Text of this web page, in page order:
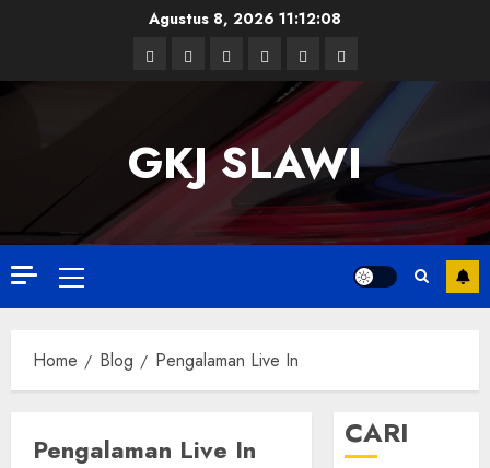
Agustus 8, 2026 11:12:09
Facebook
TwitterLinkedin
VK YoutubeInstagram
GKJ SLAWI
Primary
Menu
Home Blog Pengalaman Live In
Pengalaman Live In CARI